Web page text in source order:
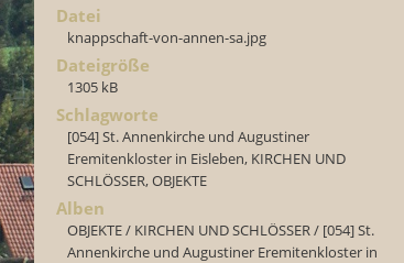
Datei
knappschaft-von-annen-sa.jpg
Dateigröße
1305 kB
Schlagworte
[054] St. Annenkirche und Augustiner
Eremitenkloster in Eisleben, KIRCHEN UND
SCHLÖSSER,OBJEKTE
Alben
OBJEKTE/ KIRCHEN UND SCHLÖSSER/ [054] St.
Annenkirche und Augustiner Eremitenkloster in